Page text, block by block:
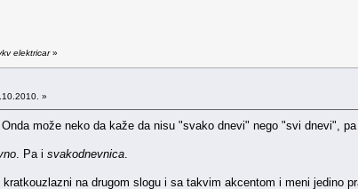
elektricar»
»
može neko da kaže da nisu "svako dnevi" nego "svi dnevi",
. Pa i svakodnevnica
na drugom slogu i sa takvim akcentom i meni jedino